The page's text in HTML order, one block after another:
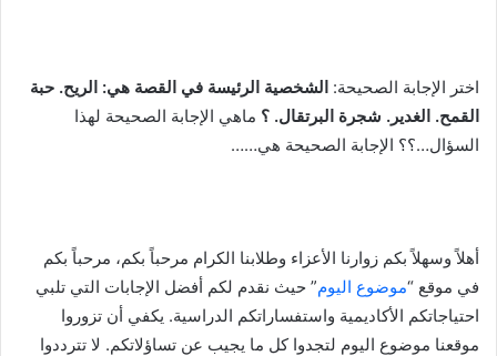
اختر الإجابة الصحيحة: الشخصية الرئيسة في القصة هي: الريح. حبة
القمح. الغدير. شجرة البرتقال. ؟ ماهي الإجابة الصحيحة لهذا
السؤال…؟؟ الإجابة الصحيحة هي……
أهلاً وسهلاً بكم زوارنا الأعزاء وطلابنا الكرام مرحباً بكم، مرحباً بكم
في موقع “موضوع اليوم” حيث نقدم لكم أفضل الإجابات التي تلبي
احتياجاتكم الأكاديمية واستفساراتكم الدراسية. يكفي أن تزوروا
موقعنا موضوع اليوم لتجدوا كل ما يجيب عن تساؤلاتكم. لا تترددوا